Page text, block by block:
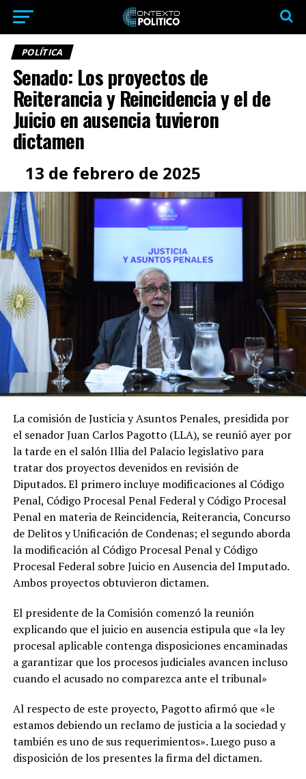
POLÍTICA
Senado: Los proyectos de
Reiterancia y Reincidencia y el de
Juicio en ausencia tuvieron
dictamen
13 de febrero de 2025
La comisión de Justicia y Asuntos Penales, presidida por
el senador Juan Carlos Pagotto (LLA), se reunió ayer por
la tarde en el salón Illia del Palacio legislativo para
tratar dos proyectos devenidos en revisión de
Diputados. El primero incluye modificaciones al Código
Penal, Código Procesal Penal Federal y Código Procesal
Penal en materia de Reincidencia, Reiterancia, Concurso
de Delitos y Unificación de Condenas; el segundo aborda
la modificación al Código Procesal Penal y Código
Procesal Federal sobre Juicio en Ausencia del Imputado.
Ambos proyectos obtuvieron dictamen.
El presidente de la Comisión comenzó la reunión
explicando que el juicio en ausencia estipula que «la ley
procesal aplicable contenga disposiciones encaminadas
a garantizar que los procesos judiciales avancen incluso
cuando el acusado no comparezca ante el tribunal»
Al respecto de este proyecto, Pagotto afirmó que «le
estamos debiendo un reclamo de justicia a la sociedad y
también es uno de sus requerimientos». Luego puso a
disposición de los presentes la firma del dictamen.